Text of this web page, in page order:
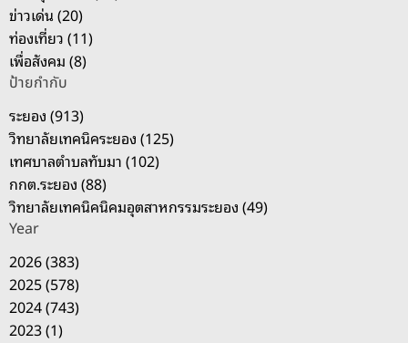
.
ย
6
ข่าวเด่น (20)
ท่องเที่ยว (11)
เพื่อสังคม (8)
ป้ายกำกับ
ระยอง (913)
วิทยาลัยเทคนิคระยอง (125)
เทศบาลตำบลทับมา (102)
กกต.ระยอง (88)
วิทยาลัยเทคนิคนิคมอุตสาหกรรมระยอง (49)
Year
2026 (383)
2025 (578)
2024 (743)
2023 (1)